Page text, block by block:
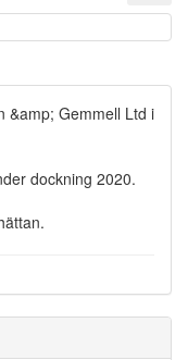
&amp; Gemmell Ltd i
dockning 2020.